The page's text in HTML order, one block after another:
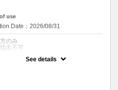
use
Date：2026/08/31
のみ
名不可
See details